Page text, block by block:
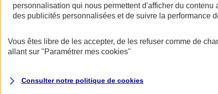
Être accompagné par un
personnalisation qui nous permettent d'afficher du contenu
des publicités personnalisées et de suivre la performance
Vous êtes libre de les accepter, de les refuser comme de
allant sur "Paramétrer mes cookies"
Consulter notre politique de cookies